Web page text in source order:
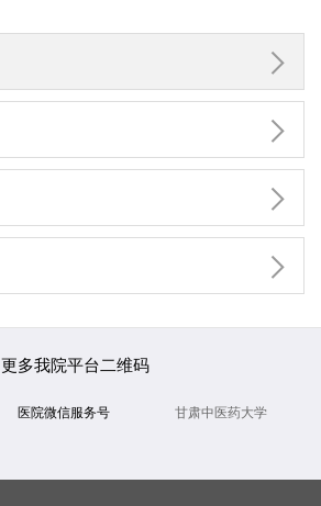




更多我院平台二维码
医院微信服务号 甘肃中医药大学